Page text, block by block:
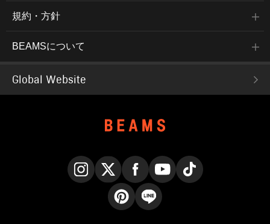
規約・方針
BEAMSについて
Global Website